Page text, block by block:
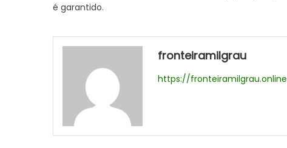
é garantido.
fronteiramilgrau
https://fronteiramilgrau.online